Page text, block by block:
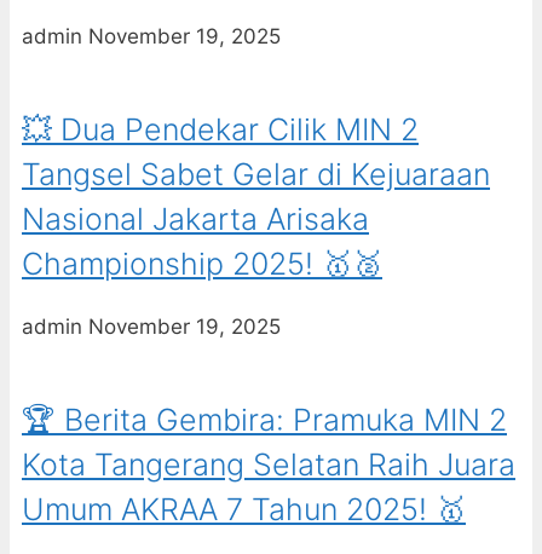
admin November 19, 2025
💥 Dua Pendekar Cilik MIN 2
Tangsel Sabet Gelar di Kejuaraan
Nasional Jakarta Arisaka
Championship 2025! 🥇🥈
admin November 19, 2025
🏆 Berita Gembira: Pramuka MIN 2
Kota Tangerang Selatan Raih Juara
Umum AKRAA 7 Tahun 2025! 🥇